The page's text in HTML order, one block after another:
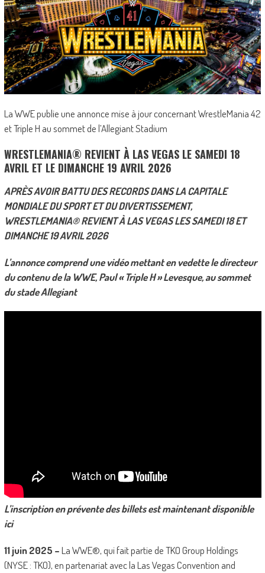
La WWE publie une annonce mise à jour concernant WrestleMania 42
et Triple H au sommet de l’Allegiant Stadium
WRESTLEMANIA® REVIENT À LAS VEGAS LE SAMEDI 18
AVRIL ET LE DIMANCHE 19 AVRIL 2026
APRÈS AVOIR BATTU DES RECORDS DANS LA CAPITALE
MONDIALE DU SPORT ET DU DIVERTISSEMENT,
WRESTLEMANIA® REVIENT À LAS VEGAS LES SAMEDI 18 ET
DIMANCHE 19 AVRIL 2026
L’annonce comprend une vidéo mettant en vedette le directeur
du contenu de la WWE, Paul « Triple H » Levesque, au sommet
du stade Allegiant
L’inscription en prévente des billets est maintenant disponible
ici
11 juin 2025 –La WWE®, qui fait partie de TKO Group Holdings
(NYSE : TKO), en partenariat avec la Las Vegas Convention and